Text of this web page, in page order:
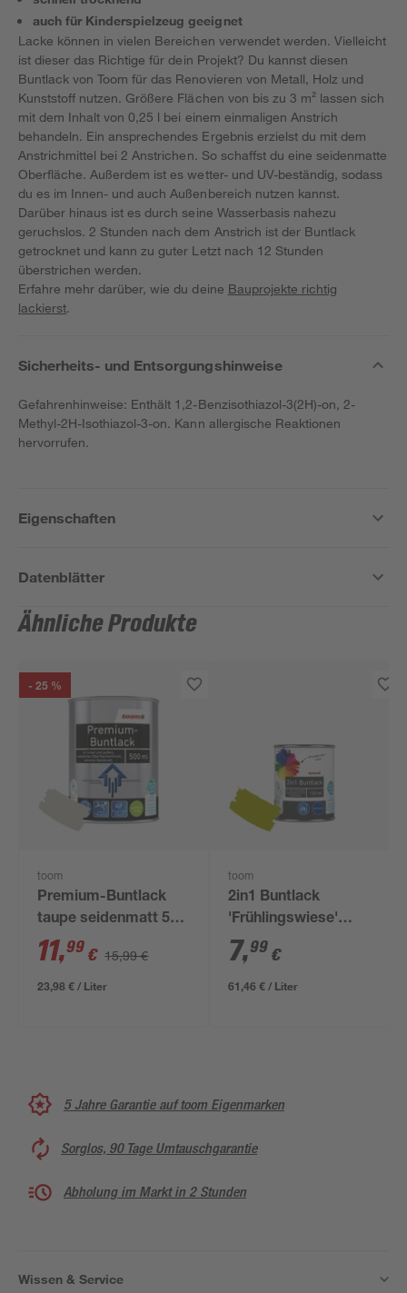
auch für Kinderspielzeug geeignet
Lacke können in vielen Bereichen verwendet werden. Vielleicht
ist dieser das Richtige für dein Projekt? Du kannst diesen
Buntlack von Toom für das Renovieren von Metall, Holz und
Kunststoff nutzen. Größere Flächen von bis zu 3 m² lassen sich
mit dem Inhalt von 0,25 l bei einem einmaligen Anstrich
behandeln. Ein ansprechendes Ergebnis erzielst du mit dem
Anstrichmittel bei 2 Anstrichen. So schaffst du eine seidenmatte
Oberfläche. Außerdem ist es wetter- und UV-beständig, sodass
du es im Innen- und auch Außenbereich nutzen kannst.
Darüber hinaus ist es durch seine Wasserbasis nahezu
geruchslos. 2 Stunden nach dem Anstrich ist der Buntlack
getrocknet und kann zu guter Letzt nach 12 Stunden
überstrichen werden.
Erfahre mehr darüber, wie du deine Bauprojekte richtig
lackierst.
Sicherheits- und Entsorgungshinweise
Gefahrenhinweise: Enthält 1,2-Benzisothiazol-3(2H)-on, 2-
Methyl-2H-Isothiazol-3-on. Kann allergische Reaktionen
hervorrufen.
Eigenschaften
Datenblätter
Ähnliche Produkte
- 25 %
toom
Premium-Buntlack
taupe seidenmatt 500
ml
11,99 € 15,99 €
23,98 € / Liter
toom
2in1 Buntlack
'Frühlingswiese'
limettengrün
glänzend 125 ml
7,99 €
61,46 € / Liter
5 Jahre Garantie auf toom Eigenmarken
Sorglos, 90 Tage Umtauschgarantie
Abholung im Markt in 2 Stunden
Wissen & Service